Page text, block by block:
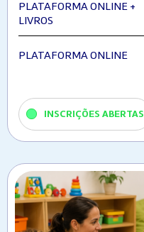
PLATAFORMA ONLINE +
LIVROS
PLATAFORMA ONLINE
INSCRIÇÕES ABERTAS